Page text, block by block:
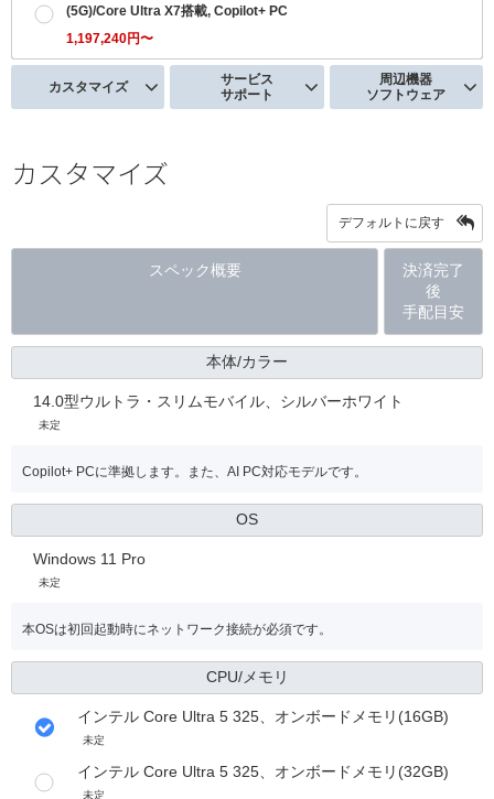
(5G)/Core Ultra X7搭載, Copilot+ PC
1,197,240円〜
カスタマイズ
サービス
サポート
周辺機器
ソフトウェア
カスタマイズ
デフォルトに戻す
スペック概要
決済完了
後
手配目安
本体/カラー
14.0型ウルトラ・スリムモバイル、シルバーホワイト
未定
Copilot+ PCに準拠します。また、AI PC対応モデルです。
OS
Windows 11 Pro
未定
本OSは初回起動時にネットワーク接続が必須です。
CPU/メモリ
インテル Core Ultra 5 325、オンボードメモリ(16GB)
未定
インテル Core Ultra 5 325、オンボードメモリ(32GB)
未定